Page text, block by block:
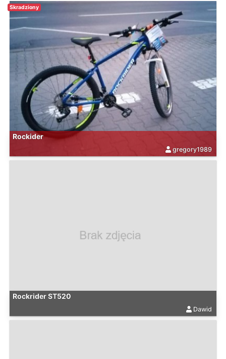
Skradziony
Rockider
gregory1989
Rockrider ST520
Dawid